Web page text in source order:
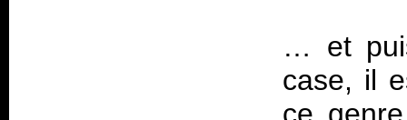
… et
case, il